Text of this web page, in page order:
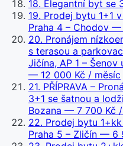
18. Elegantní byt se
19. Prodej bytu 1+1
Praha 4 – Chodov —
20. Pronájem
s terasou a
Jičína, AP 1 –
— 12 000 Kč / měsíc
21. PŘÍPRAVA –
3+1 se šatnou a
Bozana — 7 700 Kč
22. Prodej bytu
Praha 5 – Zličín — 6